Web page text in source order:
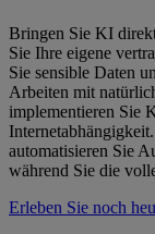
Bringen Sie KI
Sie Ihre eigene
Sie sensible Daten
Arbeiten mit
implementieren Sie
automatisieren Sie
während Sie die
Erleben Sie noch